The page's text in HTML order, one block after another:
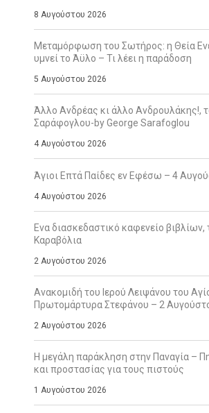
8 Αυγούστου 2026
Μεταμόρφωση του Σωτήρος: η Θεία
υμνεί το Άϋλο – Τι λέει η παράδοση
5 Αυγούστου 2026
Άλλο Ανδρέας κι άλλο Ανδρουλάκης!,
Σαράφογλου-by George Sarafoglou
4 Αυγούστου 2026
Άγιοι Επτά Παίδες εν Εφέσω – 4
4 Αυγούστου 2026
Ενα διασκεδαστικό καφενείο βιβλίων,
Καραβόλια
2 Αυγούστου 2026
Ανακομιδή του Ιερού Λειψάνου του
Πρωτομάρτυρα Στεφάνου – 2
2 Αυγούστου 2026
Η μεγάλη παράκληση στην Παναγία –
και προστασίας για τους πιστούς
1 Αυγούστου 2026